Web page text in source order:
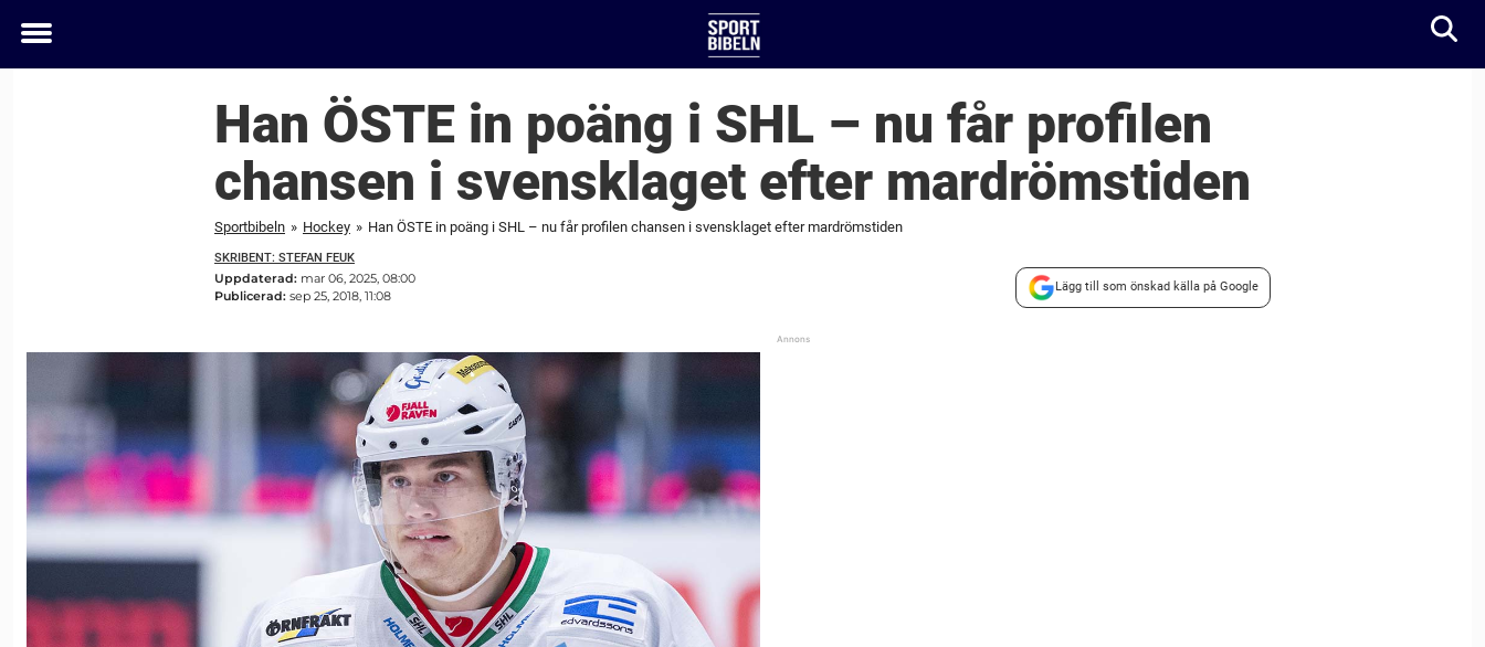
Toggle
Han ÖSTE in poäng i SHL – nu får profilen
chansen i svensklaget efter mardrömstiden
Sportbibeln » Hockey » Han ÖSTE in poäng i SHL – nu får profilen chansen i svensklaget efter mardrömstiden
SKRIBENT: STEFAN FEUK
Uppdaterad: mar 06, 2025, 08:00
Publicerad: sep 25, 2018, 11:08
Lägg till som önskad källa på Google